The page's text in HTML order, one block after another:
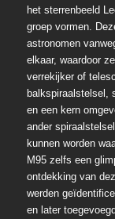
het sterrenbeeld
groep vormen.
astronomen
elkaar, waardoor
verrekijker of
balkspiraalstelsel,
en een kern
ander
kunnen worden
M95 zelfs een
ontdekking van
werden
en later